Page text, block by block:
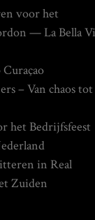
voor het
— La Bella
– Van chaos tot
het Bedrijfsfeest
in Real
Zuiden